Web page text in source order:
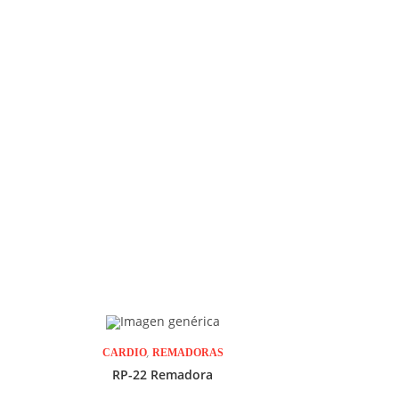
CARDIO, REMADORAS
RP-22 Remadora